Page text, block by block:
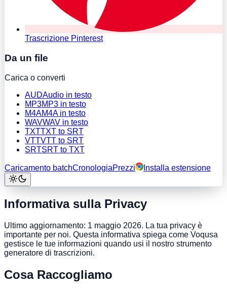
Trascrizione Pinterest
Da un file
Carica o converti
AUDAudio in testo
MP3MP3 in testo
M4AM4A in testo
WAVWAV in testo
TXTTXT to SRT
VTTVTT to SRT
SRTSRT to TXT
Caricamento batchCronologiaPrezzi Installa estensione
Informativa sulla Privacy
Ultimo aggiornamento: 1 maggio 2026. La tua privacy è
importante per noi. Questa informativa spiega come Voqusa
gestisce le tue informazioni quando usi il nostro strumento
generatore di trascrizioni.
Cosa Raccogliamo